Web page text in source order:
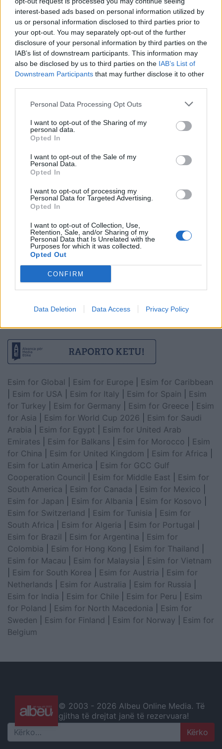
interest-based ads based on personal information utilized by
us or personal information disclosed to third parties prior to
your opt-out. You may separately opt-out of the further
disclosure of your personal information by third parties on the
IAB’s list of downstream participants. This information may
also be disclosed by us to third parties on the IAB’s List of
Downstream Participants that may further disclose it to other
Personal Data Processing Opt Outs
I want to opt-out of the Sharing of my
personal data.
Opted In
I want to opt-out of the Sale of my
Personal Data.
Opted In
I want to opt-out of processing my
Personal Data for Targeted Advertising.
Opted In
I want to opt-out of Collection, Use,
Retention, Sale, and/or Sharing of my
Personal Data that Is Unrelated with the
Purposes for which it was collected.
Opted Out
CONFIRM
Data Deletion Data Access Privacy Policy
Tajlandë/ Nxënësi vrau
gjyshërit me armën e gjyshit
dhe më pas qëlloi në shkollë,
pesë mësues të vdekur
viktimat nga Shqipëria
duhet të sigurojë përkrahjen e
qytetarëve bullgarë për
Esim for Global Esim for Europe
Esim for Caribbean
Esim for USA Esim for Italy Esim for Spain
Esim
for Turkey
Esim for Germany Esim for Greece
Esim
for Asia
Esim for World Cup 2026
Esim for Saudi
Arabia
Esim for Egypt
Esim for United Arab
Emirates
Esim for Balkans Esim for Morocco
Esim
for China
Esim for United Kingdom Esim for Africa
Esim for Latin America
Esim for GCC Gulf
Cooperation Council
Esim for Middle East
Esim for
South America
Esim for Canada Esim for Mexico
Esim for Japan
Esim for Albania Esim for Kosovo
Esim for Switzerland
Esim for Tunisia
Esim for
South Africa
Esim for Algeria Esim for Portugal
Esim for Brazil
Esim for Argentina
Esim for
Colombia
Esim for Hong Kong Esim for Thailand
Esim for Macau
Esim for Malaysia
Esim for Vietnam
Esim for South Korea Esim for Austria
Esim for
Netherlands
Esim for Australia Esim for Russia
Esim for India
Esim for Chile Esim for Peru
Esim
for Poland
Esim for North Macedonia
Esim for
Sweden
Esim for Finland Esim for Norway
Esim for
Belgium
© 2003 - 2026 Albeu Online Media. Të
gjitha të drejtat janë të rezervuara!
Search